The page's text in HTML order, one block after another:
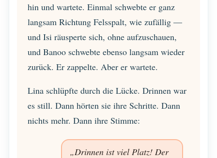
hin und wartete. Einmal schwebte er ganz
langsam Richtung Felsspalt, wie zufällig —
und Isi räusperte sich, ohne aufzuschauen,
und Banoo schwebte ebenso langsam wieder
zurück. Er zappelte. Aber er wartete.
Lina schlüpfte durch die Lücke. Drinnen war
es still. Dann hörten sie ihre Schritte. Dann
nichts mehr. Dann ihre Stimme:
„Drinnen ist viel Platz! Der